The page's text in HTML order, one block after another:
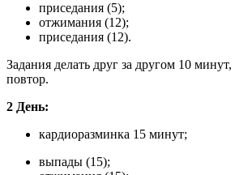
приседания (5);
отжимания (12);
приседания (12).
Задания делать друг за другом 10
повтор.
2 День:
кардиоразминка 15 минут;
выпады (15);